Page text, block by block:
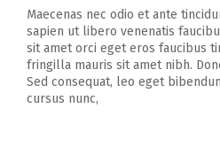
Maecenas nec odio et ante
sapien ut libero venenatis
sit amet orci eget eros faucibus
fringilla mauris sit amet nibh.
Sed consequat, leo eget
cursus nunc,